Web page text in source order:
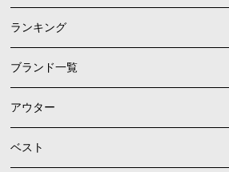
ランキング
ブランド一覧
アウター
ベスト